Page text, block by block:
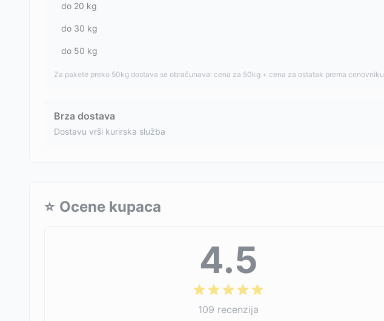
do 20 kg
do 30 kg
do 50 kg
Za pakete preko 50kg dostava se obračunava: cena za 50kg + cena za ostatak prema cenovniku
Brza dostava
Dostavu vrši kurirska služba
⭐ Ocene kupaca
4.5
109 recenzija